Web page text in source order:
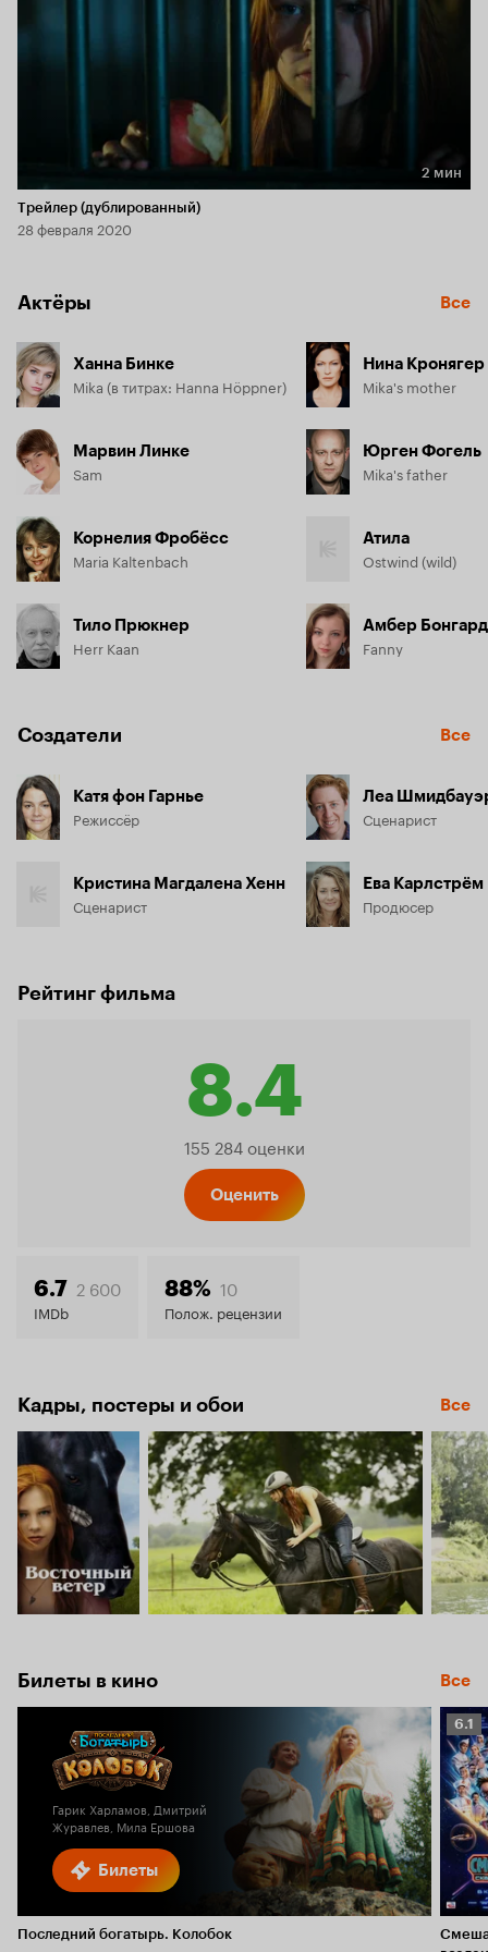
Длительность 2 мин
2 мин
Трейлер (дублированный)
28 февраля 2020
Актёры Все
Ханна Бинке
Mika (в титрах: Hanna Höppner)
Марвин Линке
Sam
Корнелия Фробёсс
Maria Kaltenbach
Тило Прюкнер
Herr Kaan
Нина Кронягер
Mika's mother
Юрген Фогель
Mika's father
Атила
Ostwind (wild)
Амбер Бонгард
Fanny
Создатели Все
Катя фон Гарнье
Режиссёр
Кристина Магдалена Хенн
Сценарист
Леа
Сценарист
Ева Карлстрём
Продюсер
Рейтинг фильма
8.4
Рейтинг
8.4
155 284 оценки
Оценить
6.7 2 600
IMDb
88% 10
Полож. рецензии
Кадры, постеры и обои Все
Билеты в кино Все
Билеты
Гарик Харламов, Дмитрий
Журавлев, Мила Ершова
Последний богатырь. Колобок
6.1
6.1